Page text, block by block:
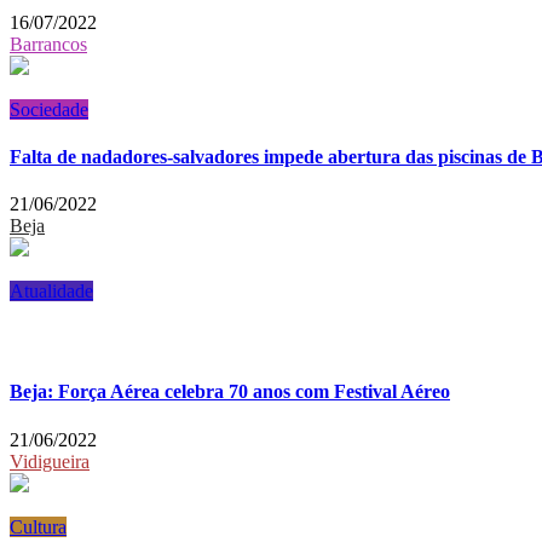
16/07/2022
Barrancos
Sociedade
Falta de nadadores-salvadores impede abertura das piscinas de
21/06/2022
Beja
Atualidade
Beja: Força Aérea celebra 70 anos com Festival Aéreo
21/06/2022
Vidigueira
Cultura